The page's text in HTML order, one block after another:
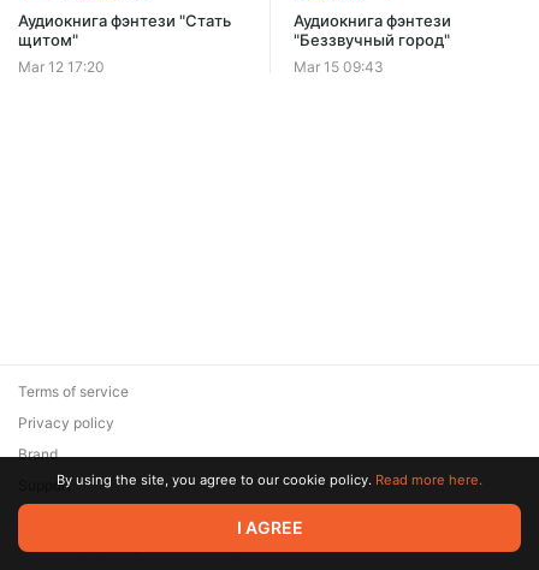
Аудиокнига фэнтези "Стать
щитом"
Mar 12 17:20
Аудиокнига фэнтези
"Беззвучный город"
Mar 15 09:43
© 2026 Zaya Solutions Limited. All rights reserved. All trademarks
are the property of their respective owners.
Terms of service
Privacy policy
Brand
SupportBy using the site, you agree to our cookie policy. Read more here.
I AGREE